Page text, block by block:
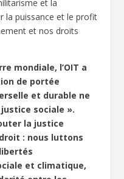
et la
la puissance et le profit
et nos droits
mondiale, l’OIT a
de portée
et durable ne
sociale ».
la justice
: nous luttons
et climatique,